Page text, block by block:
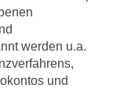
werden u.a.
und